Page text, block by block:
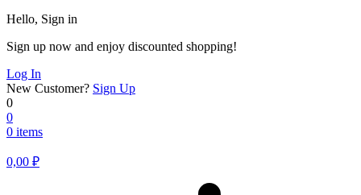
Hello, Sign in
Sign up now and enjoy discounted shopping!
Log In
New Customer? Sign Up
0
0
0 items
0,00 ₽